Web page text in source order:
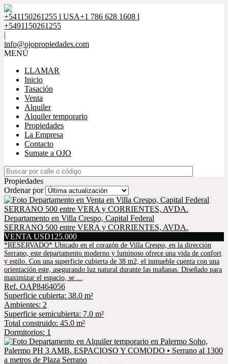
+541150261255 l USA+1 786 628 1608 l
+5491150261255
|
info@ojopropiedades.com
MENÚ
LLAMAR
Inicio
Tasación
Venta
Alquiler
Alquiler temporario
Propiedades
La Empresa
Contacto
Sumate a OJO
Propiedades
Ordenar por
Departamento en Villa Crespo, Capital Federal
SERRANO 500 entre VERA y CORRIENTES, AVDA.
VENTA USD125.000
*RESERVADO* Ubicado en el corazón de Villa Crespo, en la dirección
Serrano, este departamento moderno y luminoso ofrece una vida de confort
y estilo. Con una superficie cubierta de 38 m2, el inmueble cuenta con una
orientación este, asegurando luz natural durante las mañanas. Diseñado para
maximizar el espacio, se ...
Ref. OAP8464056
Superficie cubierta: 38.0 m²
Ambientes: 2
Superficie semicubierta: 7.0 m²
Total construido: 45.0 m²
Dormitorios: 1